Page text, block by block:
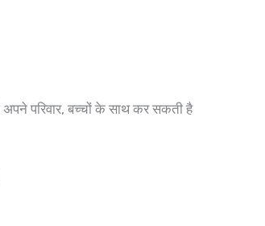
परिवार, बच्चों के साथ कर सकती है